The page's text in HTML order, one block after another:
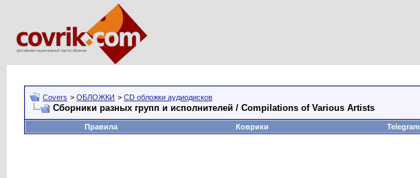
Covers > ОБЛОЖКИ > CD обложки аудиодисков
Сборники разных групп и исполнителей / Compilations of Various Artists
Правила
Коврики Telegram